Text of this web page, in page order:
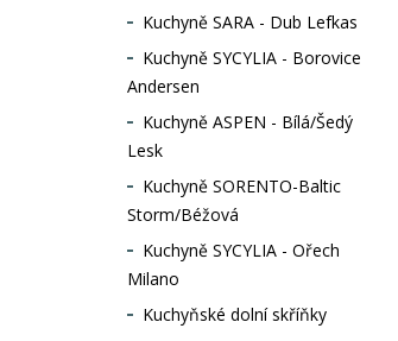
Kuchyně SARA - Dub Lefkas
Kuchyně SYCYLIA - Borovice
Andersen
Kuchyně ASPEN - Bílá/Šedý
Lesk
Kuchyně SORENTO-Baltic
Storm/Béžová
Kuchyně SYCYLIA - Ořech
Milano
Kuchyňské dolní skříňky